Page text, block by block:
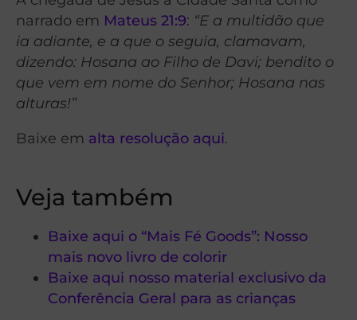
narrado em Mateus 21:9: “E a multidão que
ia adiante, e a que o seguia, clamavam,
dizendo: Hosana ao Filho de Davi; bendito o
que vem em nome do Senhor; Hosana nas
alturas!”
Baixe em alta resolução aqui.
Veja também
Baixe aqui o “Mais Fé Goods”: Nosso
mais novo livro de colorir
Baixe aqui nosso material exclusivo da
Conferência Geral para as crianças